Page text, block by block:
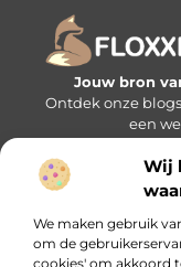
Wij
We maken gebruik
om de
cookies' om akkoord
Jouw bron
Ontdek onze
een
Bericht
Onze